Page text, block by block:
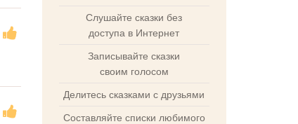
Слушайте сказки без
доступа в Интернет
Записывайте сказки
своим голосом
Делитесь сказками с друзьями
Составляйте списки любимого